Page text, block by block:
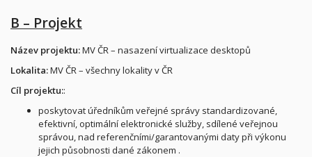
B – Projekt
Název projektu:MV ČR – nasazení virtualizace desktopů
Lokalita:MV ČR – všechny lokality v ČR
Cíl projektu::
poskytovat úředníkům veřejné správy standardizované,
efektivní, optimální elektronické služby, sdílené veřejnou
správou, nad referenčními/garantovanými daty při výkonu
jejich působnosti dané zákonem .